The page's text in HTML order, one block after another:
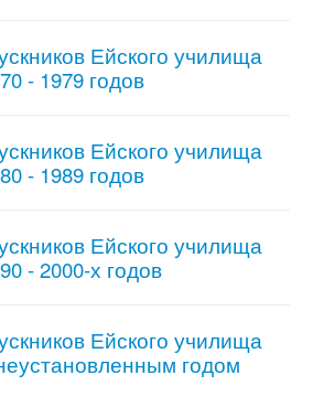
Ейского училища
- 1979 годов
Ейского училища
- 1989 годов
Ейского училища
- 2000-х годов
Ейского училища
годом